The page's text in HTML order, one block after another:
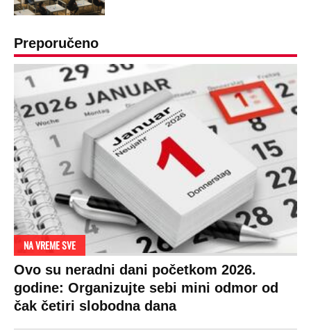
Preporučeno
NA VREME SVE
Ovo su neradni dani početkom 2026.
godine: Organizujte sebi mini odmor od
čak četiri slobodna dana